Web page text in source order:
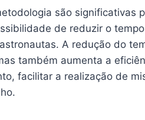
são significativas
de reduzir o
A redução do
também aumenta a
facilitar a realização de